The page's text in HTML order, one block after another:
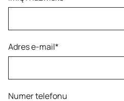
Adres e-mail*
Numer telefonu